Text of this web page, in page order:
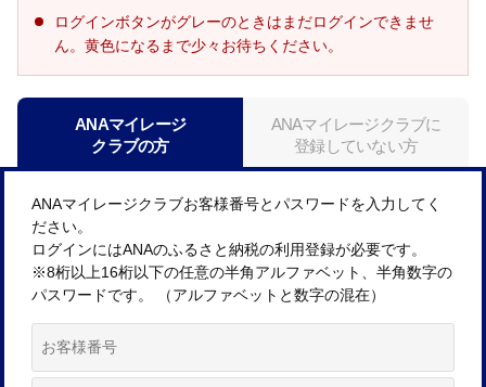
ログインボタンがグレーのときはまだログインできませ
ん。黄色になるまで少々お待ちください。
ANAマイレージ
クラブの方
ANAマイレージクラブに
登録していない方
ANAマイレージクラブお客様番号とパスワードを入力してく
ださい。
ログインにはANAのふるさと納税の利用登録が必要です。
※8桁以上16桁以下の任意の半角アルファベット、半角数字の
パスワードです。 （アルファベットと数字の混在）